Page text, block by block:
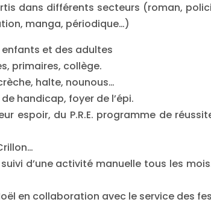
dans différents secteurs (roman,
manga, périodique…)
et des adultes
primaires, collège.
halte, nounous…
handicap, foyer de l’épi.
espoir, du P.R.E. programme de
d’une activité manuelle tous les
en collaboration avec le service des